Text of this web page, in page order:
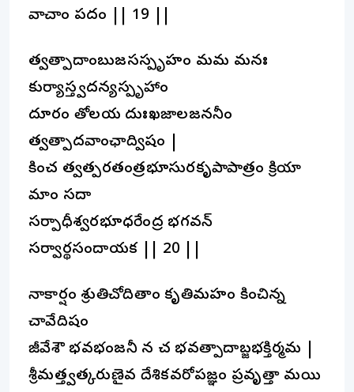
వాచాం పదం || 19 ||
త్వత్పాదాంబుజసస్పృహం మమ మనః
కుర్యాస్త్వదన్యస్పృహాం
దూరం తోలయ దుఃఖజాలజననీం
త్వత్పాదవాంఛాద్విషం |
కించ త్వత్పరతంత్రభూసురకృపాపాత్రం క్రియా
మాం సదా
సర్పాధీశ్వరభూధరేంద్ర భగవన్
సర్వార్థసందాయక || 20 ||
నాకార్షం శ్రుతిచోదితాం కృతిమహం కించిన్న
చావేదిషం
జీవేశౌ భవభంజనీ న చ భవత్పాదాబ్జభక్తిర్మమ |
శ్రీమత్త్వత్కరుణైవ దేశికవరోపజ్ఞం ప్రవృత్తా మయి